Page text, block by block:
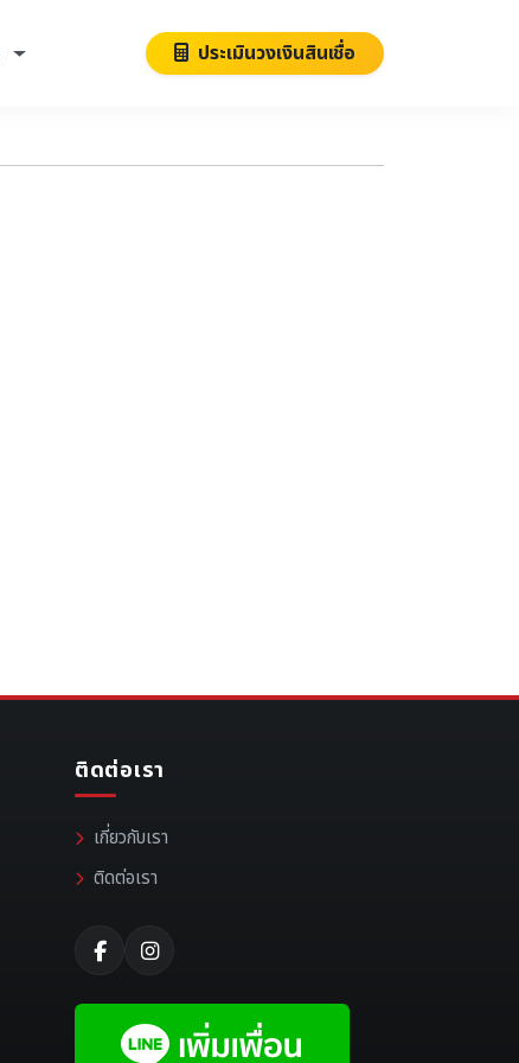
ประเมินวงเงินสินเชื่อ
ติดต่อเรา
เกี่ยวกับเรา
ติดต่อเรา